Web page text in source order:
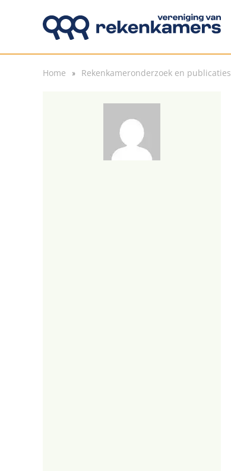
Overslaan en naar de inhoud gaan
Home Rekenkameronderzoek en publicaties